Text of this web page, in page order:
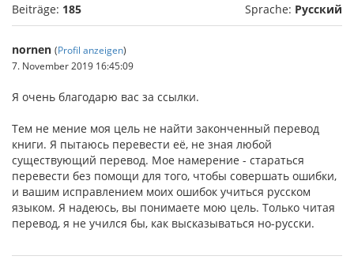
Beiträge: 185 Sprache: Русский
nornen (Profil anzeigen)
7. November 2019 16:45:09
Я очень благодарю вас за ссылки.
Тем не мение моя цель не найти законченный перевод
книги. Я пытаюсь перевести её, не зная любой
существующий перевод. Мое намерение - стараться
перевести без помощи для того, чтобы совершать ошибки,
и вашим исправлением моих ошибок учиться русском
языком. Я надеюсь, вы понимаете мою цель. Только читая
перевод, я не учился бы, как высказываться но-русски.